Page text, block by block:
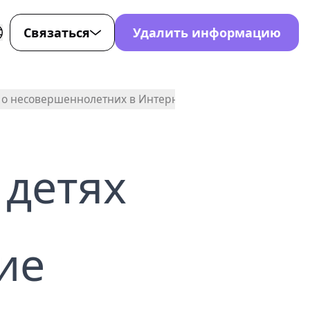
Связаться
107-7872
221-4353
Удалить информацию
несовершеннолетних в Интернете